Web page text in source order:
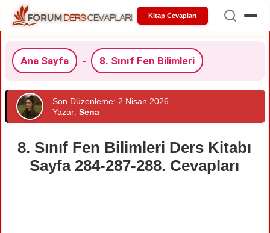
Kitap Cevapları
Ana Sayfa - 8. Sınıf Fen Bilimleri
Son Düzenleme: 2 Nisan 2026
Yazar: Sena
8. Sınıf Fen Bilimleri Ders Kitabı
Sayfa 284-287-288. Cevapları